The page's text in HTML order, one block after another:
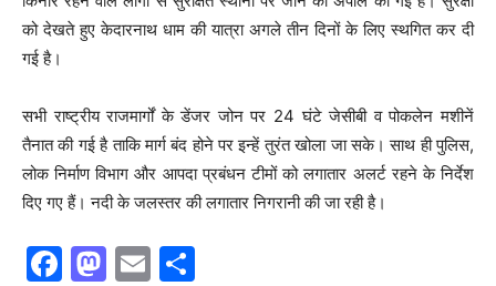
को देखते हुए केदारनाथ धाम की यात्रा अगले तीन दिनों के लिए स्थगित कर दी
गई है।
सभी राष्ट्रीय राजमार्गों के डेंजर जोन पर 24 घंटे जेसीबी व पोकलेन मशीनें
तैनात की गई है ताकि मार्ग बंद होने पर इन्हें तुरंत खोला जा सके। साथ ही पुलिस,
लोक निर्माण विभाग और आपदा प्रबंधन टीमों को लगातार अलर्ट रहने के निर्देश
दिए गए हैं। नदी के जलस्तर की लगातार निगरानी की जा रही है।
F
M E